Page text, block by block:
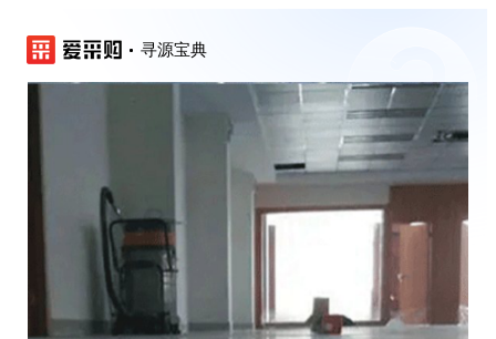
寻源宝典